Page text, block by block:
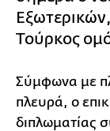
Εξωτερικών,
Τούρκος
Σύμφωνα με
πλευρά, ο
διπλωματίας